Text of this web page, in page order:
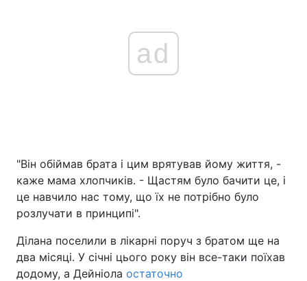
ad
"Він обіймав брата і цим врятував йому життя, -
каже мама хлопчиків. - Щастям було бачити це, і
це навчило нас тому, що їх не потрібно було
розлучати в принципі".
Ділана поселили в лікарні поруч з братом ще на
два місяці. У січні цього року він все-таки поїхав
додому, а Дейніола остаточно